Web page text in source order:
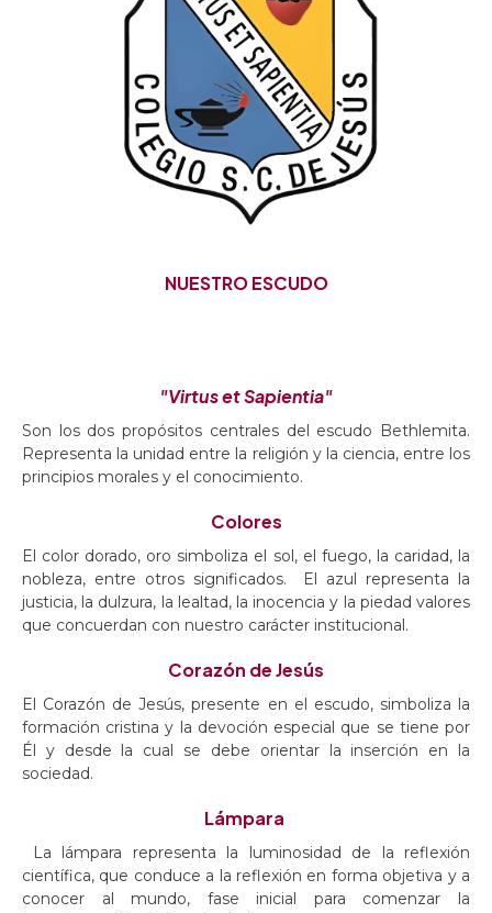
NUESTRO ESCUDO
"Virtus et Sapientia"
Son los dos propósitos centrales del escudo Bethlemita.
Representa la unidad entre la religión y la ciencia, entre los
principios morales y el conocimiento.
Colores
El color dorado, oro simboliza el sol, el fuego, la caridad, la
nobleza, entre otros significados.
El azul representa la
justicia, la dulzura, la lealtad, la inocencia y la piedad valores
que concuerdan con nuestro carácter institucional.
Corazón de Jesús
El Corazón de Jesús, presente en el escudo, simboliza la
formación cristina y la devoción especial que se tiene por
Él y desde la cual se debe orientar la inserción en la
sociedad.
Lámpara
La lámpara representa la luminosidad de la reflexión
científica, que conduce a la reflexión en forma objetiva y a
conocer al mundo, fase inicial para comenzar la